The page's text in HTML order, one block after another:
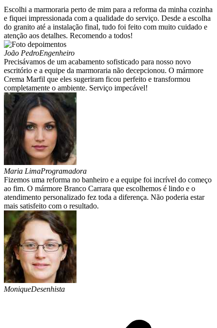
Escolhi a marmoraria perto de mim para a reforma da minha cozinha
e fiquei impressionada com a qualidade do serviço. Desde a escolha
do granito até a instalação final, tudo foi feito com muito cuidado e
atenção aos detalhes. Recomendo a todos!
João PedroEngenheiro
Precisávamos de um acabamento sofisticado para nosso novo
escritório e a equipe da marmoraria não decepcionou. O mármore
Crema Marfil que eles sugeriram ficou perfeito e transformou
completamente o ambiente. Serviço impecável!
Maria LimaProgramadora
Fizemos uma reforma no banheiro e a equipe foi incrível do começo
ao fim. O mármore Branco Carrara que escolhemos é lindo e o
atendimento personalizado fez toda a diferença. Não poderia estar
mais satisfeito com o resultado.
MoniqueDesenhista